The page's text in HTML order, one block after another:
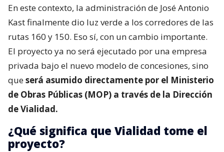
En este contexto, la administración de José Antonio
Kast finalmente dio luz verde a los corredores de las
rutas 160 y 150. Eso sí, con un cambio importante.
El proyecto ya no será ejecutado por una empresa
privada bajo el nuevo modelo de concesiones, sino
queserá asumido directamente por el Ministerio
de Obras Públicas (MOP) a través de la Dirección
de Vialidad.
¿Qué significa que Vialidad tome el
proyecto?